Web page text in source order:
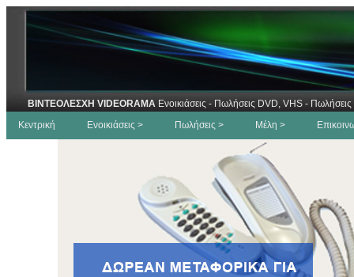
ΒΙΝΤΕΟΛΕΣΧΗ VIDEORAMA Ενοικιάσεις - Πωλήσεις DVD, VHS -
Κεντρική
Ενοικιάσεις > Πωλήσεις > Μέλη >